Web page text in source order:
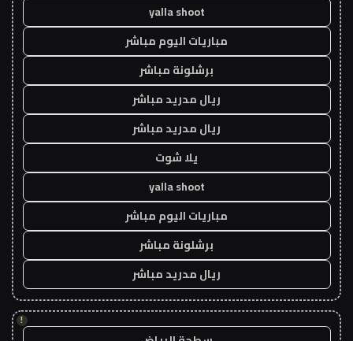
yalla shoot
مباريات اليوم مباشر
برشلونة مباشر
ريال مدريد مباشر
ريال مدريد مباشر
يلا شوت
yalla shoot
مباريات اليوم مباشر
برشلونة مباشر
ريال مدريد مباشر
!